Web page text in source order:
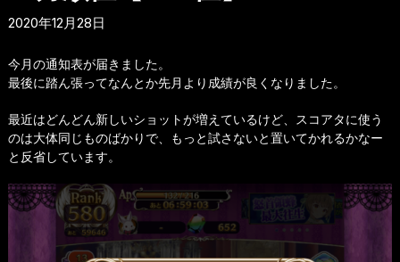
2020年12月28日
今月の通知表が届きました。
最後に踏ん張ってなんとか先月より成績が良くなりました。
最近はどんどん新しいショットが増えているけど、スコアタに使う
のは大体同じものばかりで、もっと試さないと置いてかれるかなー
と反省しています。